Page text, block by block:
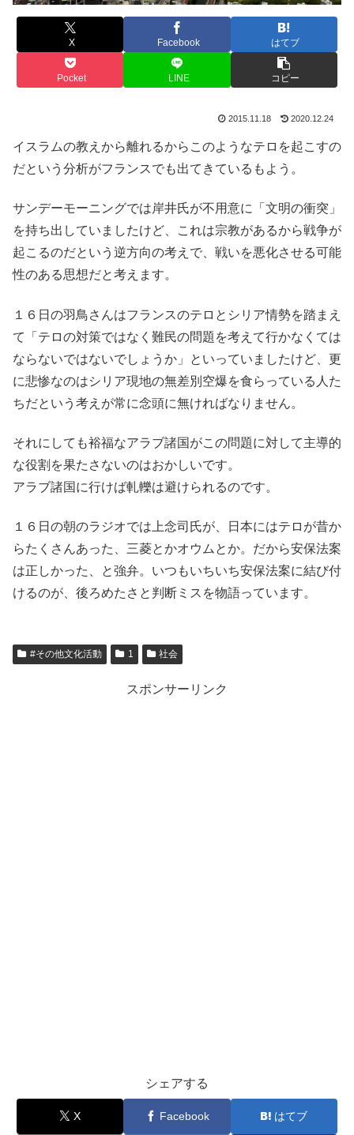
X Facebook はてブ
Pocket LINE コピー
2015.11.18 2020.12.24
イスラムの教えから離れるからこのようなテロを起こすの
だという分析がフランスでも出てきているもよう。
サンデーモーニングでは岸井氏が不用意に「文明の衝突」
を持ち出していましたけど、これは宗教があるから戦争が
起こるのだという逆方向の考えで、戦いを悪化させる可能
性のある思想だと考えます。
１６日の羽鳥さんはフランスのテロとシリア情勢を踏まえ
て「テロの対策ではなく難民の問題を考えて行かなくては
ならないではないでしょうか」といっていましたけど、更
に悲惨なのはシリア現地の無差別空爆を食らっている人た
ちだという考えが常に念頭に無ければなりません。
それにしても裕福なアラブ諸国がこの問題に対して主導的
な役割を果たさないのはおかしいです。
アラブ諸国に行けば軋轢は避けられるのです。
１６日の朝のラジオでは上念司氏が、日本にはテロが昔か
らたくさんあった、三菱とかオウムとか。だから安保法案
は正しかった、と強弁。いつもいちいち安保法案に結び付
けるのが、後ろめたさと判断ミスを物語っています。
#その他文化活動 1 社会
スポンサーリンク
シェアする
X Facebook はてブ